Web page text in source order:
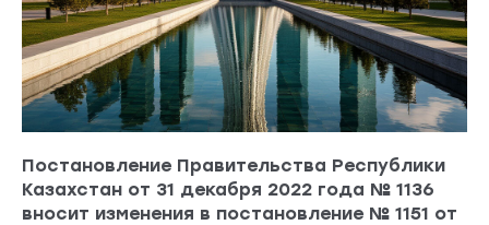
Постановление Правительства Республики
Казахстан от 31 декабря 2022 года № 1136
вносит изменения в постановление № 1151 от